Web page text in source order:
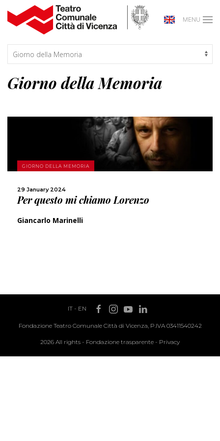
MENU
Giorno della Memoria
GIORNO DELLA MEMORIA
29 January 2024
Per questo mi chiamo Lorenzo
Giancarlo Marinelli
MORE
IT- EN
Fondazione Teatro Comunale Città di Vicenza, P.IVA 03411540242
2026 All rights - Fondazione trasparente - Privacy